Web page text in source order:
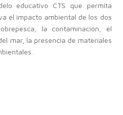
educativo CTS que permita
el impacto ambiental de los dos
la contaminación, el
mar, la presencia de materiales